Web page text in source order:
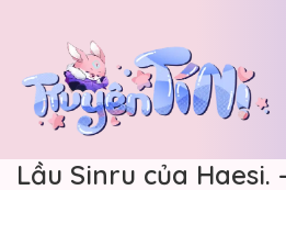
Lầu Sinru của Haesi.